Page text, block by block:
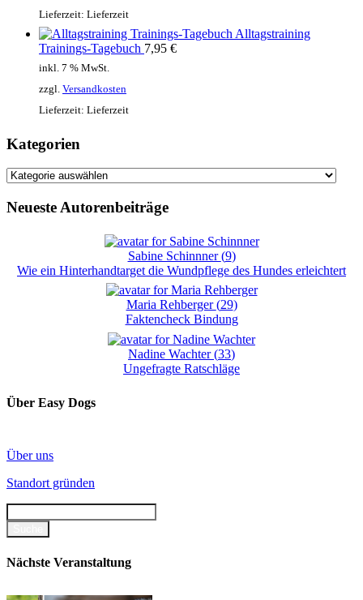
Lieferzeit: Lieferzeit
Alltagstraining
Trainings-Tagebuch 7,95 €
inkl. 7 % MwSt.
zzgl. Versandkosten
Lieferzeit: Lieferzeit
Kategorien
Kategorien
Neueste Autorenbeiträge
Sabine Schinnner(9)
Wie ein Hinterhandtarget die Wundpflege des Hundes erleichtert
Maria Rehberger(29)
Faktencheck Bindung
Nadine Wachter(33)
Ungefragte Ratschläge
Über Easy Dogs
Über uns
Standort gründen
Nächste Veranstaltung